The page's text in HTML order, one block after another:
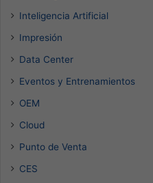
Inteligencia Artificial
Impresión
Data Center
Eventos y Entrenamientos
OEM
Cloud
Punto de Venta
CES